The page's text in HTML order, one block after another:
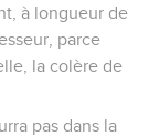
à longueur de
parce
la colère de
pas dans la